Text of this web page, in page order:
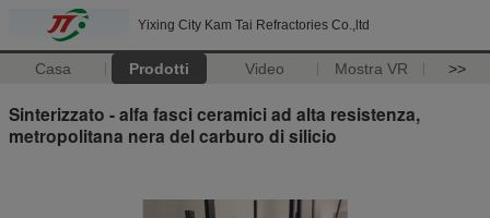
Yixing City Kam Tai Refractories Co.,ltd
Casa Prodotti Video Mostra VR >>
Sinterizzato - alfa fasci ceramici ad alta resistenza,
metropolitana nera del carburo di silicio